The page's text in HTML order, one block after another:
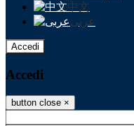
中文
عربى
Accedi
Accedi
button close ×